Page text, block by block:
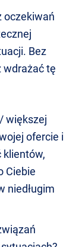
oczekiwań
Bez
wdrażać tę
większej
ofercie i
klientów,
Ciebie
niedługim